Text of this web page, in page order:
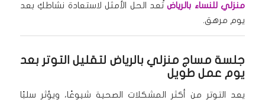
منزلي للنساء بالرياضتُعد الحل الأمثل لاستعادة نشاطكِ بعد
يوم مرهق.
جلسة مساج منزلي بالرياض لتقليل التوتر بعد
يوم عمل طويل
يعد التوتر من أكثر المشكلات الصحية شيوعًا، ويؤثر سلبًا